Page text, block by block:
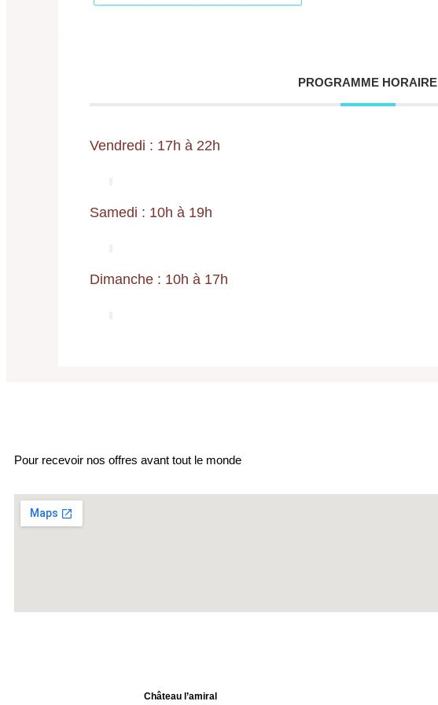
PROGRAMME HORAIRE
Vendredi : 17h à 22h
Samedi : 10h à 19h
Dimanche : 10h à 17h
Pour recevoir nos offres avant tout le monde
Château l’amiral